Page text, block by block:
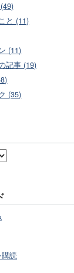
と (11)
(11)
記事 (19)
(35)
購読